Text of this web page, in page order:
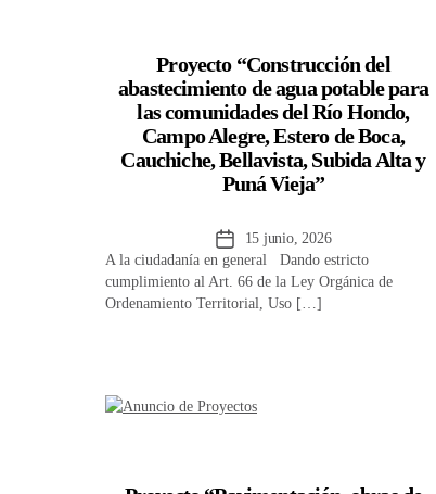
Proyecto “Construcción del
abastecimiento de agua potable para
las comunidades del Río Hondo,
Campo Alegre, Estero de Boca,
Cauchiche, Bellavista, Subida Alta y
Puná Vieja”
Fecha
de
la
entrada
15 junio, 2026
A la ciudadanía en general Dando estricto
cumplimiento al Art. 66 de la Ley Orgánica de
Ordenamiento Territorial, Uso […]